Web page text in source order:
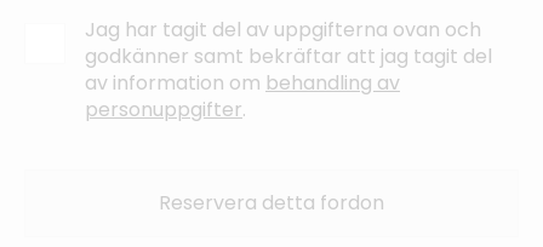
Jag har tagit del av uppgifterna ovan och
godkänner samt bekräftar att jag tagit del
av information om behandling av
personuppgifter.